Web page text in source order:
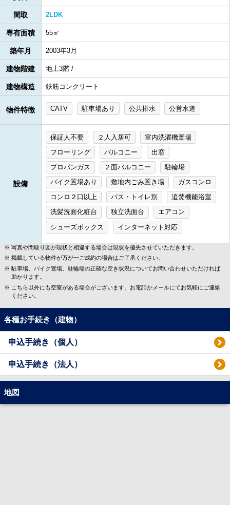
間取 2LDK
専有面積 55㎡
築年月 2003年3月
建物階建 地上3階 / -
建物構造 鉄筋コンクリート
物件特徴 CATV 駐車場あり 公共排水 公営水道
設備
保証人不要 ２人入居可
室内洗濯機置場
フローリング
バルコニー
出窓
プロパンガス
２面バルコニー
駐輪場
バイク置場あり
敷地内ごみ置き場
ガスコンロ
コンロ２口以上
バス・トイレ別
追焚機能浴室
洗髪洗面化粧台
独立洗面台
エアコン
シューズボックス
インターネット対応
写真や間取り図が現状と相違する場合は現状を優先させていただきます。
掲載している物件が万が一ご成約の場合はご了承ください。
駐車場、バイク置場、駐輪場の正確な空き状況についてお問い合わせいただければ
助かります。
こちら以外にも空室がある場合がございます。お電話かメールにてお気軽にご連絡
ください。
各種お手続き（建物）
申込手続き（個人）
申込手続き（法人）
地図